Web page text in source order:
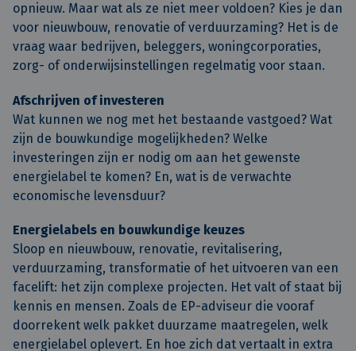
opnieuw. Maar wat als ze niet meer voldoen? Kies je dan
voor nieuwbouw, renovatie of verduurzaming? Het is de
vraag waar bedrijven, beleggers, woningcorporaties,
zorg- of onderwijsinstellingen regelmatig voor staan.
Afschrijven of investeren
Wat kunnen we nog met het bestaande vastgoed? Wat
zijn de bouwkundige mogelijkheden? Welke
investeringen zijn er nodig om aan het gewenste
energielabel te komen? En, wat is de verwachte
economische levensduur?
Energielabels en bouwkundige keuzes
Sloop en nieuwbouw, renovatie, revitalisering,
verduurzaming, transformatie of het uitvoeren van een
facelift: het zijn complexe projecten. Het valt of staat bij
kennis en mensen. Zoals de EP-adviseur die vooraf
doorrekent welk pakket duurzame maatregelen, welk
energielabel oplevert. En hoe zich dat vertaalt in extra